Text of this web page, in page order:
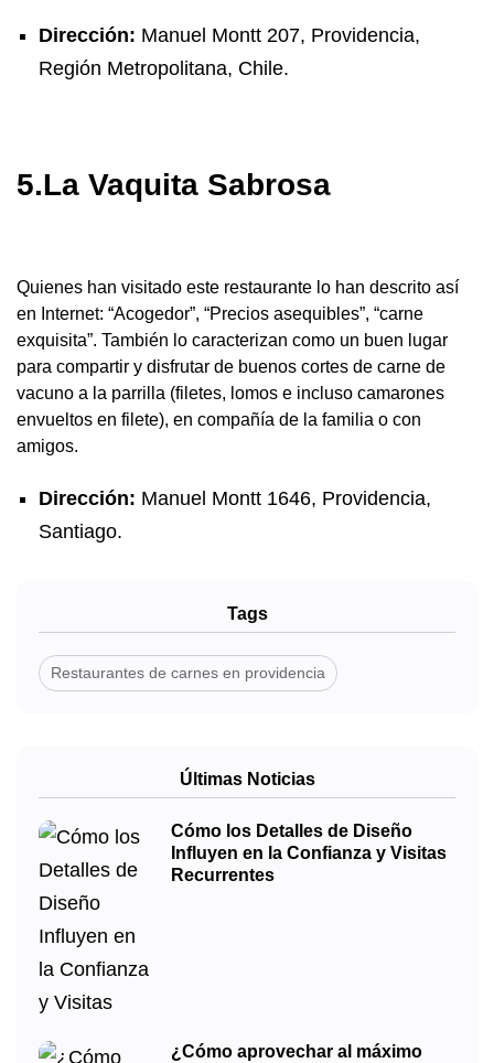
Dirección: Manuel Montt 207, Providencia,
Región Metropolitana, Chile.
5.La Vaquita Sabrosa
Quienes han visitado este restaurante lo han descrito así
en Internet: “Acogedor”, “Precios asequibles”, “carne
exquisita”. También lo caracterizan como un buen lugar
para compartir y disfrutar de buenos cortes de carne de
vacuno a la parrilla (filetes, lomos e incluso camarones
envueltos en filete), en compañía de la familia o con
amigos.
Dirección: Manuel Montt 1646, Providencia,
Santiago.
Tags
Restaurantes de carnes en providencia
Últimas Noticias
Cómo los Detalles de Diseño
Influyen en la Confianza y Visitas
Recurrentes
¿Cómo aprovechar al máximo